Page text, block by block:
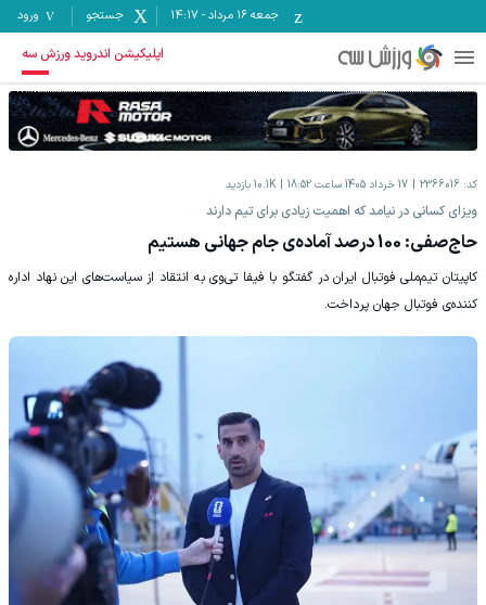
جمعه ۱۶ مرداد -
14:17 جستجو ورود
اپلیکیشن اندروید ورزش سه
کد: 2366016 17 خرداد 1405 ساعت 18:52 10.1K بازدید
ویزای کسانی در نیامد که اهمیت زیادی برای تیم دارند
حاج‌صفی: 100 درصد آماده‌ی جام جهانی هستیم
کاپیتان تیم‌ملی فوتبال ایران در گفتگو با فیفا تی‌وی به انتقاد از سیاست‌های این نهاد اداره
کننده‌ی فوتبال جهان پرداخت.